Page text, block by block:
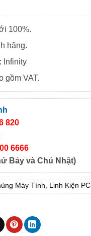
100%.
hãng.
Infinity
gồm VAT.
820
6666
Bảy và Chủ Nhật)
Máy Tính Linh Kiện PC